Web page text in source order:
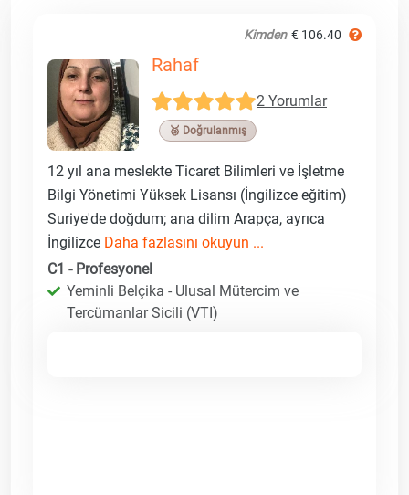
Kimden € 106.40
Rahaf
2 Yorumlar
🥉 Doğrulanmış
12 yıl ana meslekte Ticaret Bilimleri ve İşletme
Bilgi Yönetimi Yüksek Lisansı (İngilizce eğitim)
Suriye'de doğdum; ana dilim Arapça, ayrıca
İngilizce Daha fazlasını okuyun ...
C1 - Profesyonel
Yeminli Belçika - Ulusal Mütercim ve
Tercümanlar Sicili (VTI)